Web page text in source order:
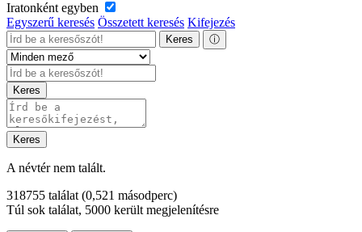
Iratonként egyben
Egyszerű keresés Összetett keresés Kifejezés
Keres ⓘ
Keres
Keres
A névtér nem talált.
318755 találat (0,521 másodperc)
Túl sok találat, 5000 került megjelenítésre